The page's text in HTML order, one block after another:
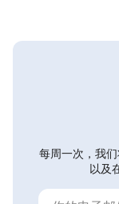
每周一次，我
以及